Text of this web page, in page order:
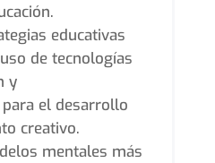
educativas
de tecnologías
y
el desarrollo
creativo.
mentales más